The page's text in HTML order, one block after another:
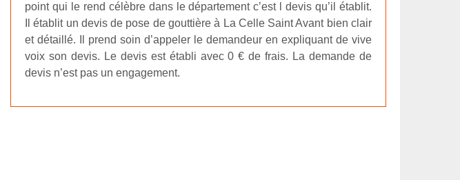
point qui le rend célèbre dans le département c’est l devis qu’il établit.
Il établit un devis de pose de gouttière à La Celle Saint Avant bien clair
et détaillé. Il prend soin d’appeler le demandeur en expliquant de vive
voix son devis. Le devis est établi avec 0 € de frais. La demande de
devis n’est pas un engagement.